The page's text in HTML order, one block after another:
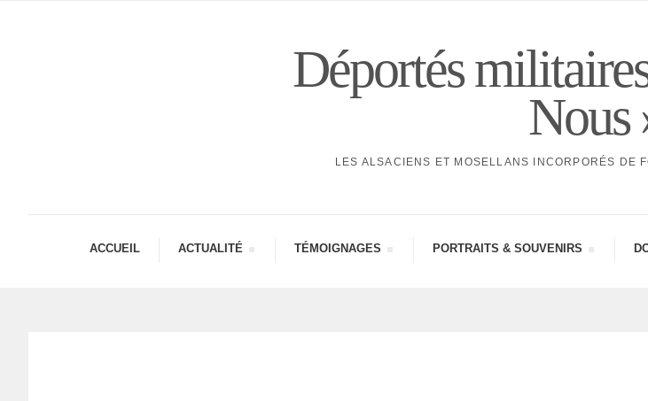
Déportés
Nous
LES ALSACIENS ET MOSELLANS INCORPORÉS DE
ACCUEIL ACTUA­LITÉ TÉMOI­GNAGES PORTRAITS & SOUVE­NIRS